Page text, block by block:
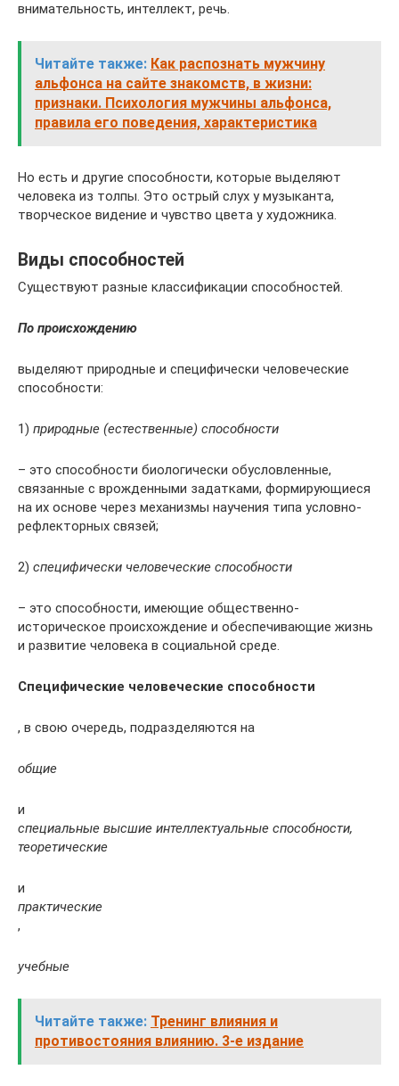
внимательность, интеллект, речь.
Читайте также: Как распознать мужчину
альфонса на сайте знакомств, в жизни:
признаки. Психология мужчины альфонса,
правила его поведения, характеристика
Но есть и другие способности, которые выделяют
человека из толпы. Это острый слух у музыканта,
творческое видение и чувство цвета у художника.
Виды способностей
Существуют разные классификации способностей.
По происхождению
выделяют природные и специфически человеческие
способности:
1) природные (естественные) способности
– это способности биологически обусловленные,
связанные с врожденными задатками, формирующиеся
на их основе через механизмы научения типа условно-
рефлекторных связей;
2) специфически человеческие способности
– это способности, имеющие общественно-
историческое происхождение и обеспечивающие жизнь
и развитие человека в социальной среде.
Специфические человеческие способности
, в свою очередь, подразделяются на
общие
и
специальные высшие интеллектуальные способности,
теоретические
и
практические
,
учебные
Читайте также: Тренинг влияния и
противостояния влиянию. 3-е издание